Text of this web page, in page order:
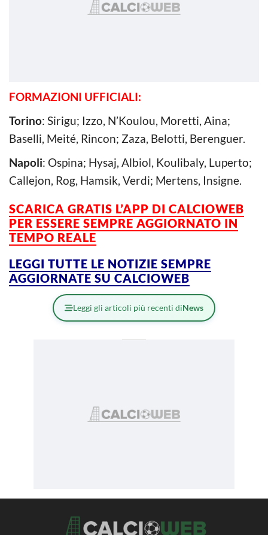
FORMAZIONI UFFICIALI:
Torino: Sirigu; Izzo, N’Koulou, Moretti, Aina;
Baselli, Meité, Rincon; Zaza, Belotti, Berenguer.
Napoli: Ospina; Hysaj, Albiol, Koulibaly, Luperto;
Callejon, Rog, Hamsik, Verdi; Mertens, Insigne.
SCARICA GRATIS L’APP DI CALCIOWEB
PER ESSERE SEMPRE AGGIORNATO IN
TEMPO REALE
LEGGI TUTTE LE NOTIZIE SEMPRE
AGGIORNATE SU CALCIOWEB
Leggi gli articoli più recenti diNews